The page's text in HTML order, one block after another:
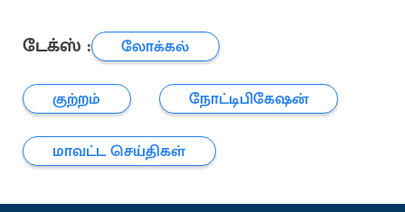
டேக்ஸ் :
லோக்கல்
குற்றம்
நோட்டிபிகேஷன்
மாவட்ட செய்திகள்